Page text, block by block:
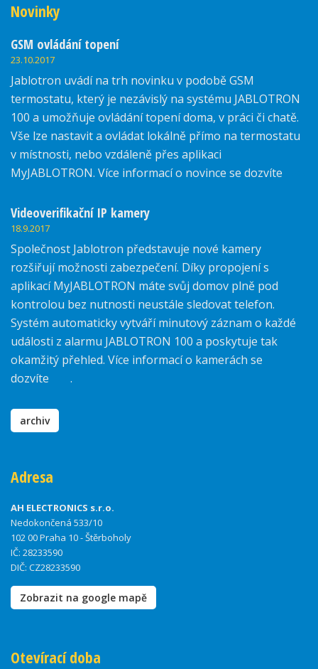
Novinky
GSM ovládání topení
23.10.2017
Jablotron uvádí na trh novinku v podobě GSM
termostatu, který je nezávislý na systému JABLOTRON
100 a umožňuje ovládání topení doma, v práci či chatě.
Vše lze nastavit a ovládat lokálně přímo na termostatu
v místnosti, nebo vzdáleně přes aplikaci
MyJABLOTRON. Více informací o novince se dozvíte
Videoverifikační IP kamery
18.9.2017
Společnost Jablotron představuje nové kamery
rozšiřují možnosti zabezpečení. Díky propojení s
aplikací MyJABLOTRON máte svůj domov plně pod
kontrolou bez nutnosti neustále sledovat telefon.
Systém automaticky vytváří minutový záznam o každé
události z alarmu JABLOTRON 100 a poskytuje tak
okamžitý přehled. Více informací o kamerách se
dozvíte
.
archiv
Adresa
AH ELECTRONICS s.r.o.
Nedokončená 533/10
102 00 Praha 10 - Štěrboholy
IČ: 28233590
DIČ: CZ28233590
Zobrazit na google mapě
Otevírací doba